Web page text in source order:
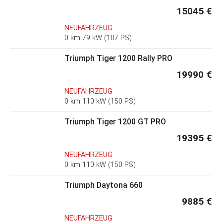
15045 €
NEUFAHRZEUG
0 km 79 kW (107 PS)
Triumph Tiger 1200 Rally PRO
19990 €
NEUFAHRZEUG
0 km 110 kW (150 PS)
Triumph Tiger 1200 GT PRO
19395 €
NEUFAHRZEUG
0 km 110 kW (150 PS)
Triumph Daytona 660
9885 €
NEUFAHRZEUG